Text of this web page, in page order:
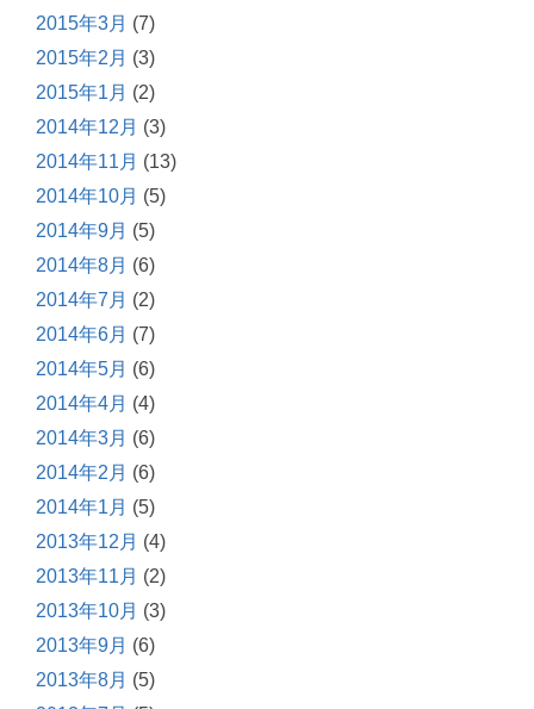
2015年3月 (7)
2015年2月 (3)
2015年1月 (2)
2014年12月 (3)
2014年11月 (13)
2014年10月 (5)
2014年9月 (5)
2014年8月 (6)
2014年7月 (2)
2014年6月 (7)
2014年5月 (6)
2014年4月 (4)
2014年3月 (6)
2014年2月 (6)
2014年1月 (5)
2013年12月 (4)
2013年11月 (2)
2013年10月 (3)
2013年9月 (6)
2013年8月 (5)